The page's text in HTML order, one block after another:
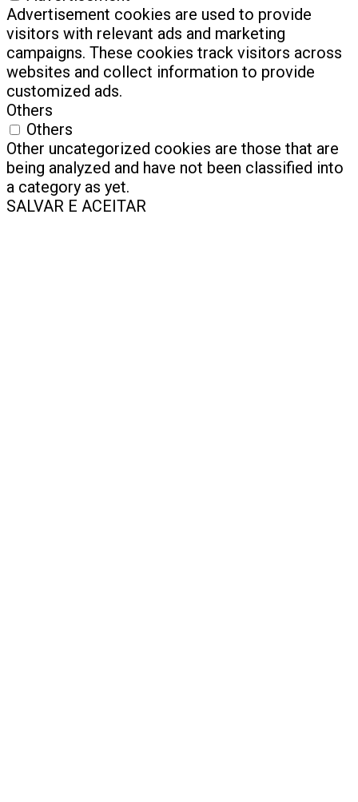
Advertisement cookies are used to provide
visitors with relevant ads and marketing
campaigns. These cookies track visitors across
websites and collect information to provide
customized ads.
Others
Others
Other uncategorized cookies are those that are
being analyzed and have not been classified into
a category as yet.
SALVAR E ACEITAR